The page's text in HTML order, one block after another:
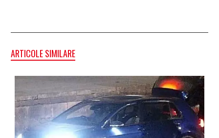
ARTICOLE SIMILARE